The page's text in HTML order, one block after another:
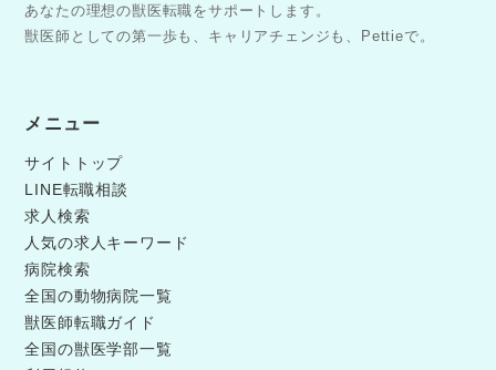
あなたの理想の獣医転職をサポートします。
獣医師としての第一歩も、キャリアチェンジも、Pettieで。
メニュー
サイトトップ
LINE転職相談
求人検索
人気の求人キーワード
病院検索
全国の動物病院一覧
獣医師転職ガイド
全国の獣医学部一覧